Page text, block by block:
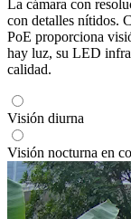
La cámara con
con detalles nítidos.
PoE proporciona
hay luz, su LED
calidad.
Visión diurna
Visión nocturna en